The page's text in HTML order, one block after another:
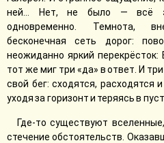
ней… Нет, не было — всё
одновременно. Темнота,
бесконечная сеть дорог:
неожиданно яркий
тот же миг три «да» в ответ. И
свой бег: сходятся, расходятся
уходя за горизонт и теряясь в
Где-то существуют
стечение обстоятельств.